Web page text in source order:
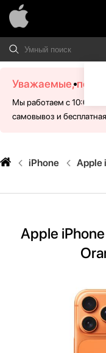
Уважаемые,
Мы работаем с 10:00 -
самовывоз и
iPhone Apple
Apple